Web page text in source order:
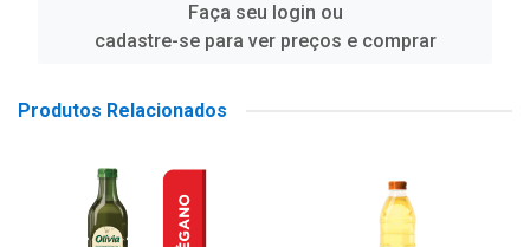
Faça seu login ou
cadastre-se para ver preços e comprar
Produtos Relacionados